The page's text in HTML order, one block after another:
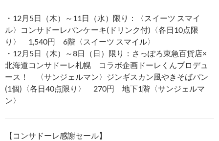
・12月5日（木）～11日（水）限り：〈スイーツ スマイ
ル〉コンサドーレパンケーキ(ドリンク付)〈各日10点限
り〉 1,540円 6階〈スイーツ スマイル〉
・12月5日（木）～8日（日）限り：さっぽろ東急百貨店×
北海道コンサドーレ札幌 コラボ企画ドーレくんプロデュ
ース！ 〈サンジェルマン〉ジンギスカン風やきそばパン
(1個)〈各日40点限り〉 270円 地下1階〈サンジェルマ
ン〉
【コンサドーレ感謝セール】